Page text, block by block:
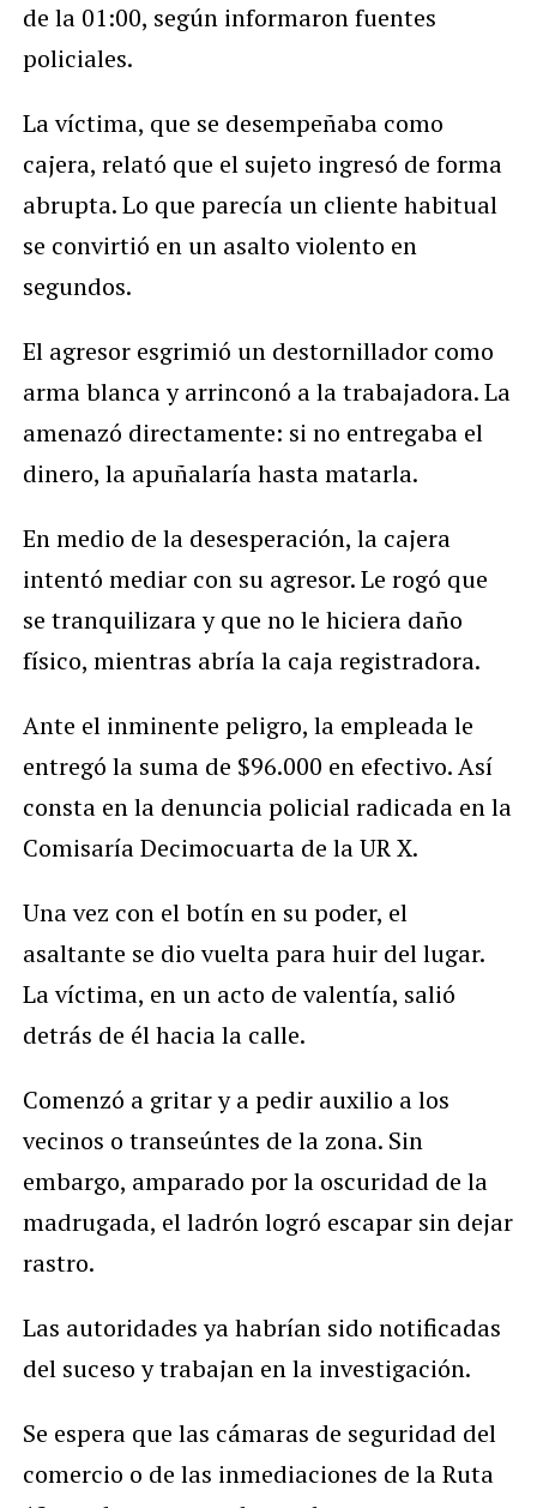
de la 01:00, según informaron fuentes
policiales.
La víctima, que se desempeñaba como
cajera, relató que el sujeto ingresó de forma
abrupta. Lo que parecía un cliente habitual
se convirtió en un asalto violento en
segundos.
El agresor esgrimió un destornillador como
arma blanca y arrinconó a la trabajadora. La
amenazó directamente: si no entregaba el
dinero, la apuñalaría hasta matarla.
En medio de la desesperación, la cajera
intentó mediar con su agresor. Le rogó que
se tranquilizara y que no le hiciera daño
físico, mientras abría la caja registradora.
Ante el inminente peligro, la empleada le
entregó la suma de $96.000 en efectivo. Así
consta en la denuncia policial radicada en la
Comisaría Decimocuarta de la UR X.
Una vez con el botín en su poder, el
asaltante se dio vuelta para huir del lugar.
La víctima, en un acto de valentía, salió
detrás de él hacia la calle.
Comenzó a gritar y a pedir auxilio a los
vecinos o transeúntes de la zona. Sin
embargo, amparado por la oscuridad de la
madrugada, el ladrón logró escapar sin dejar
rastro.
Las autoridades ya habrían sido notificadas
del suceso y trabajan en la investigación.
Se espera que las cámaras de seguridad del
comercio o de las inmediaciones de la Ruta